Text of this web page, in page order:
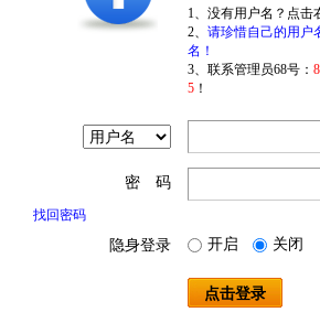
1、没有用户名？点
2、 请珍惜自己的用户
名！
3、联系管理员68号：
5 ！
密 码
找回密码
隐身登录 开启 关闭
点击登录